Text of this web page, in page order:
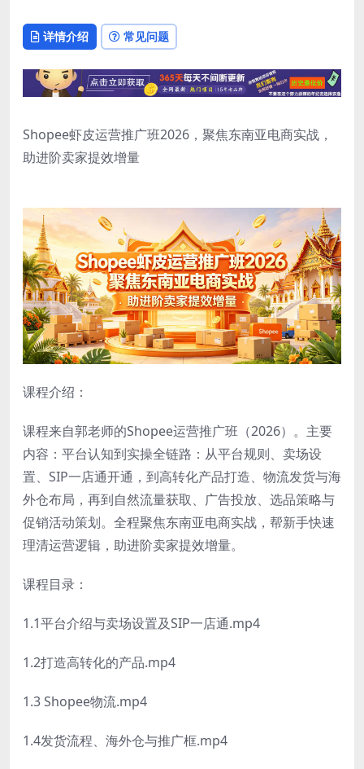
详情介绍 常见问题
Shopee虾皮运营推广班2026，聚焦东南亚电商实战，
助进阶卖家提效增量
课程介绍：
课程来自郭老师的Shopee运营推广班（2026）。主要
内容：平台认知到实操全链路：从平台规则、卖场设
置、SIP一店通开通，到高转化产品打造、物流发货与海
外仓布局，再到自然流量获取、广告投放、选品策略与
促销活动策划。全程聚焦东南亚电商实战，帮新手快速
理清运营逻辑，助进阶卖家提效增量。
课程目录：
1.1平台介绍与卖场设置及SIP一店通.mp4
1.2打造高转化的产品.mp4
1.3 Shopee物流.mp4
1.4发货流程、海外仓与推广框.mp4